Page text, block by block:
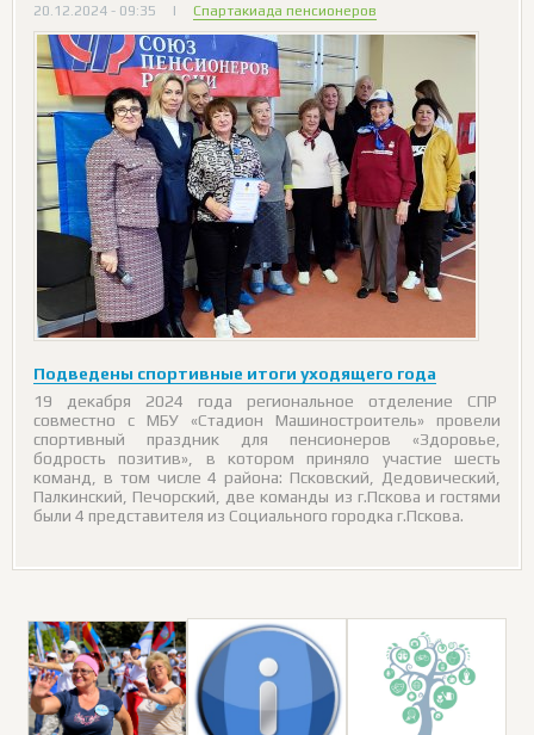
20.12.2024 - 09:35 | Спартакиада пенсионеров
Подведены спортивные итоги уходящего года
19 декабря 2024 года региональное отделение СПР
совместно с МБУ «Стадион Машиностроитель» провели
спортивный праздник для пенсионеров «Здоровье,
бодрость позитив», в котором приняло участие шесть
команд, в том числе 4 района: Псковский, Дедовический,
Палкинский, Печорский, две команды из г.Пскова и гостями
были 4 представителя из Социального городка г.Пскова.